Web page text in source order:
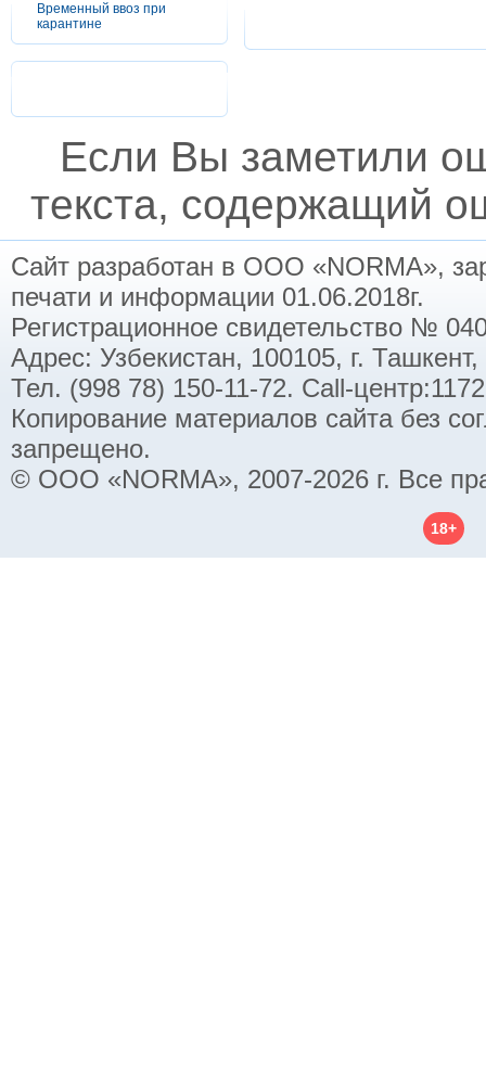
Временный ввоз при
карантине
Если Вы заметили
текста, содержащий
Сайт разработан в ООО «NORMA»,
печати и информации 01.06.2018г.
Регистрационное свидетельство №
Адрес: Узбекистан, 100105, г.
Тел. (998 78) 150-11-72. Call-
Копирование материалов сайта без
запрещено.
© ООО «NORMA», 2007-2026 г. Все
18+